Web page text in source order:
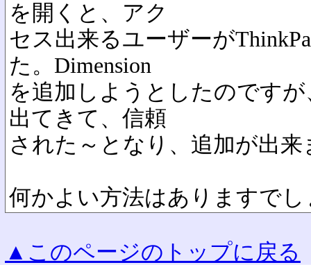
を開くと、アク
セス出来るユーザーが
た。Dimension
を追加しようとしたのです
出てきて、信頼
された～となり、追加が出来
何かよい方法はありますで
▲このページのトップに戻る